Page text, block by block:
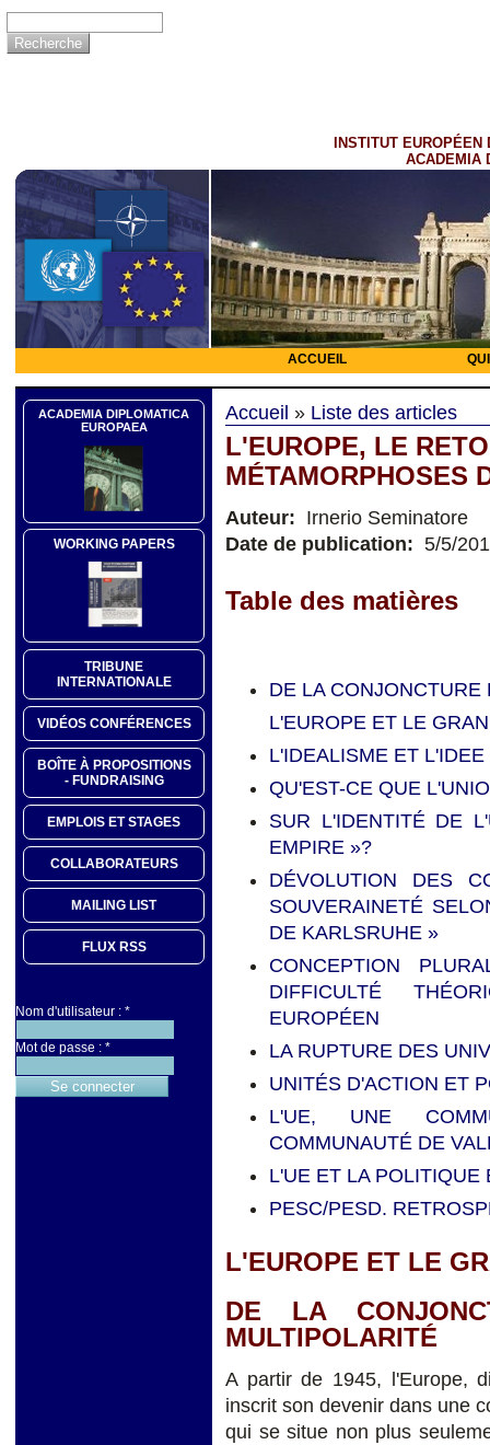
INSTITUT EUROPÉEN
ACADEMIA
ACCUEIL
ACADEMIA DIPLOMATICA
EUROPAEA
WORKING PAPERS
TRIBUNE
INTERNATIONALE
VIDÉOS CONFÉRENCES
BOÎTE À PROPOSITIONS
- FUNDRAISING
EMPLOIS ET STAGES
COLLABORATEURS
MAILING LIST
FLUX RSS
Nom d'utilisateur : *
Mot de passe : *
Accueil » Liste des articles
L'EUROPE, LE
MÉTAMORPHOSES
Auteur: Irnerio Seminatore
Date de publication: 5/5/
Table des matières
DE LA
L'EUROPE ET LE
L'IDEALISME ET
QU'EST-CE QUE
SUR L'IDENTITÉ DE
EMPIRE »?
DÉVOLUTION DES
SOUVERAINETÉ
DE KARLSRUHE »
CONCEPTION
DIFFICULTÉ
EUROPÉEN
LA RUPTURE DES
UNITÉS D'ACTION ET
L'UE, UNE
COMMUNAUTÉ DE
L'UE ET LA
PESC/PESD.
L'EUROPE ET LE
DE LA
MULTIPOLARITÉ
A partir de 1945, l'Europe,
inscrit son devenir dans une
qui se situe non plus